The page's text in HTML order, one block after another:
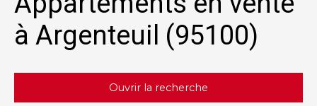
à Argenteuil (95100)
Ouvrir la recherche